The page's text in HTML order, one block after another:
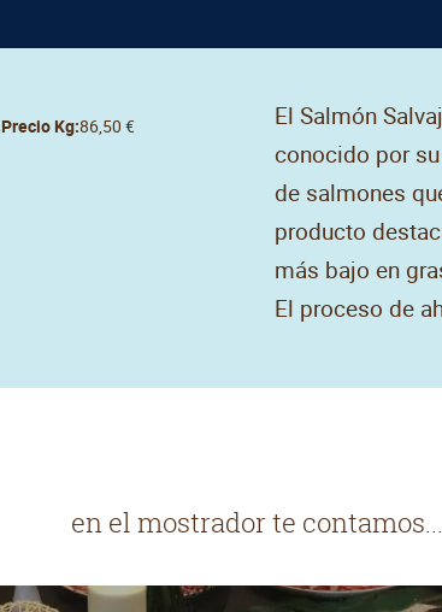
Precio Kg:86,50 €
El Salmón
conocido por
de salmones
producto
más bajo en
El proceso de
en el mostrador te contamos...